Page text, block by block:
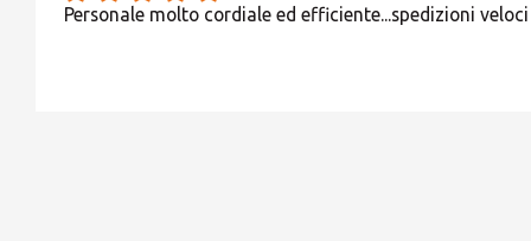
Personale molto cordiale ed efficiente...spedizioni